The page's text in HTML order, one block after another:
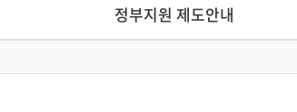
정부지원 제도안내